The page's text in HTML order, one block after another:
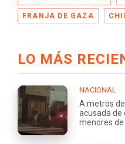
FRANJA DE GAZA
LO MÁS
NACIONAL
A metros
acusada de
menores de